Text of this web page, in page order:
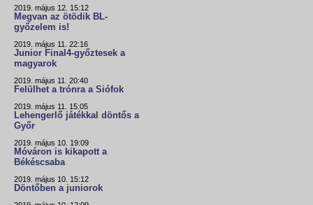
2019. május 12. 15:12
Megvan az ötödik BL-
győzelem is!
2019. május 11. 22:16
Junior Final4-győztesek a
magyarok
2019. május 11. 20:40
Felülhet a trónra a Siófok
2019. május 11. 15:05
Lehengerlő játékkal döntős a
Győr
2019. május 10. 19:09
Móváron is kikapott a
Békéscsaba
2019. május 10. 15:12
Döntőben a juniorok